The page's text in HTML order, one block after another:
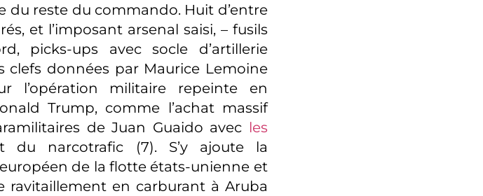
du reste du commando. Huit d’entre
et l’imposant arsenal saisi, – fusils
picks-ups avec socle d’artillerie
clefs données par Maurice Lemoine
l’opération militaire repeinte en
Trump, comme l’achat massif
de Juan Guaido avec les
du narcotrafic (7). S’y ajoute la
de la flotte états-unienne et
ravitaillement en carburant à Aruba